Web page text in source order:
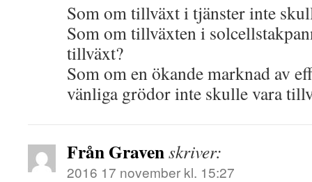
Som om tillväxt i tjänster inte
Som om tillväxten i
tillväxt?
Som om en ökande marknad av
vänliga grödor inte skulle vara
Från Gravenskriver:
2016 17 november kl. 15:27